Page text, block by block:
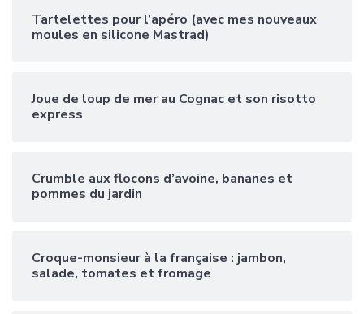
Tartelettes pour l’apéro (avec mes nouveaux
moules en silicone Mastrad)
Joue de loup de mer au Cognac et son risotto
express
Crumble aux flocons d’avoine, bananes et
pommes du jardin
Croque-monsieur à la française : jambon,
salade, tomates et fromage